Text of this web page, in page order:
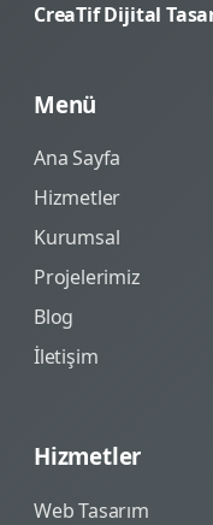
CreaTif Dijital
Menü
Ana Sayfa
Hizmetler
Kurumsal
Projelerimiz
Blog
İletişim
Hizmetler
Web Tasarım